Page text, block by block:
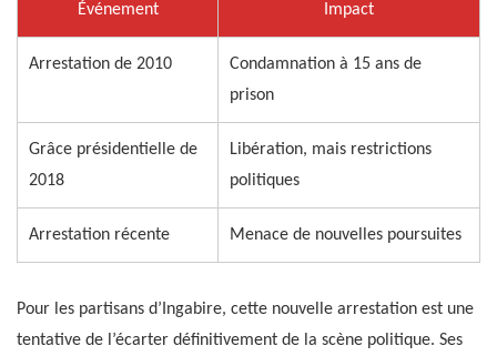
Événement Impact
Arrestation de 2010
Condamnation à 15 ans de
prison
Grâce présidentielle de
2018
Libération, mais restrictions
politiques
Arrestation récente Menace de nouvelles poursuites
Pour les partisans d’Ingabire, cette nouvelle arrestation est une
tentative de l’écarter définitivement de la scène politique. Ses